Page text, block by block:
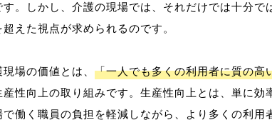
。しかし、介護の現場では、それだけでは十分で
えた視点が求められるのです。
場の価値とは、 「一人でも多くの利用者に質の高
性向上の取り組みです。生産性向上とは、単に効
働く職員の負担を軽減しながら、より多くの利用